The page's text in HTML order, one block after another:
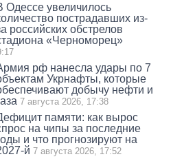
Одессе увеличилось
пострадавших из-
российских обстрелов
«Черноморец»
рф нанесла удары по 7
Укрнафты, которые
добычу нефти и
7 августа 2026, 17:38
памяти: как вырос
на чипы за последние
и что прогнозируют на
й 7 августа 2026, 17:52